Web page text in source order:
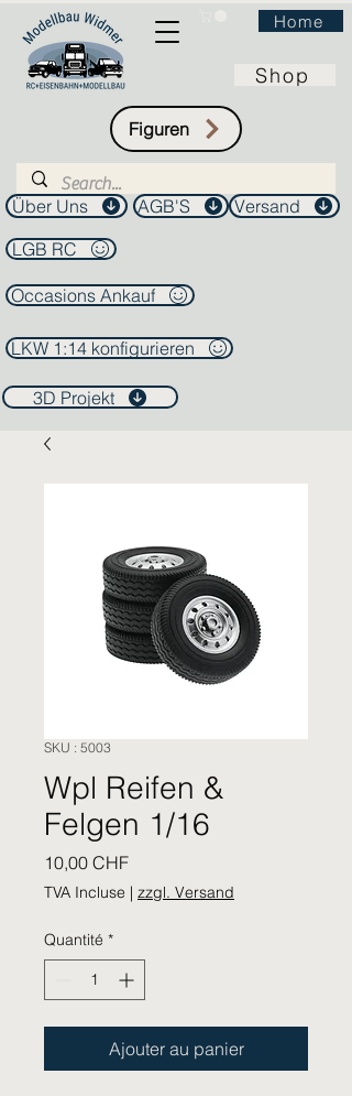
Home
Shop
Figuren
Über Uns AGB'S
Versand
LGB RC
Occasions Ankauf
LKW 1:14 konfigurieren
3D Projekt
SKU : 5003
Wpl Reifen &
Felgen 1/16
10,00 CHFPrix
TVA Incluse | zzgl. Versand
Quantité *
Ajouter au panier